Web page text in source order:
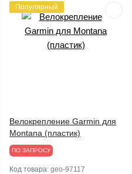
Популярный
Велокрепление Garmin для
Montana (пластик)
ПО ЗАПРОСУ
Код товара: geo-97117